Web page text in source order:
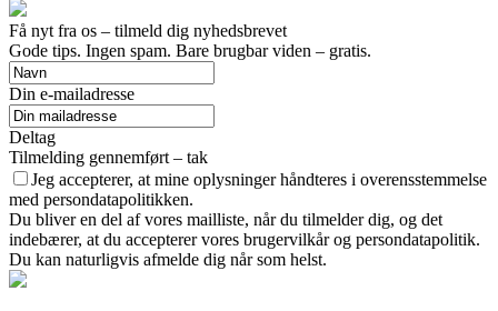
Få nyt fra os – tilmeld dig nyhedsbrevet
Gode tips. Ingen spam. Bare brugbar viden – gratis.
Din e-mailadresse
Deltag
Tilmelding gennemført – tak
Jeg accepterer, at mine oplysninger håndteres i overensstemmelse
med persondatapolitikken.
Du bliver en del af vores mailliste, når du tilmelder dig, og det
indebærer, at du accepterer vores brugervilkår og persondatapolitik.
Du kan naturligvis afmelde dig når som helst.